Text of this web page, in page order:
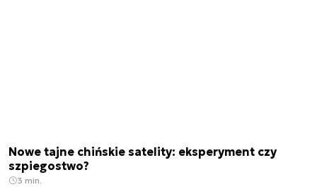
Nowe tajne chińskie satelity: eksperyment czy
szpiegostwo?
3 min.